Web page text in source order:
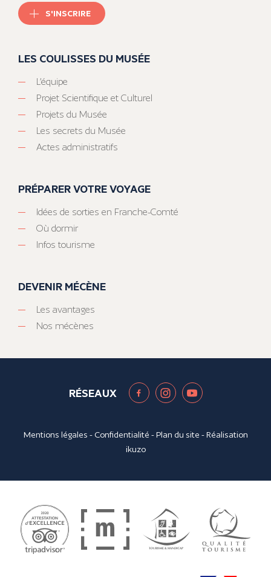
S'INSCRIRE
LES COULISSES DU MUSÉE
L’équipe
Projet Scientifique et Culturel
Projets du Musée
Les secrets du Musée
Actes administratifs
PRÉPARER VOTRE VOYAGE
Idées de sorties en Franche-Comté
Où dormir
Infos tourisme
DEVENIR MÉCÈNE
Les avantages
Nos mécènes
RÉSEAUX
Mentions légales - Confidentialité -Plan du site - Réalisation
ikuzo